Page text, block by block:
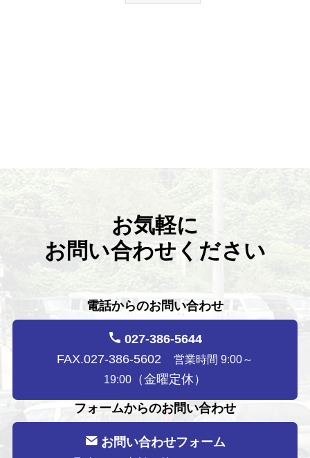
お気軽に
お問い合わせください
電話からのお問い合わせ
027-386-5644
FAX.027-386-5602 営業時間 9:00～
19:00 （金曜定休）
フォームからのお問い合わせ
お問い合わせフォーム